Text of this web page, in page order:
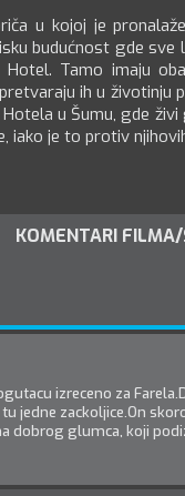
u kojoj je
budućnost gde sve
Tamo imaju
ih u životinju
u Šumu, gde živi
iako je to protiv
KOMENTARI FILMA/
izreceno za
jedne zackoljice.On
dobrog glumca, koji